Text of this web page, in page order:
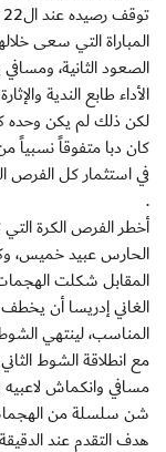
المباراة التي سعى
الصعود الثانية،
الأداء طابع الندية
لكن ذلك لم يكن وحده
كان دبا متفوقاً نسبياً
في استثمار كل الفرص
.
أخطر الفرص الكرة
الحارس عبيد خميس،
المقابل شكلت
الغاني إدريسا أن
المناسب، لينتهي
مع انطلاقة الشوط
مسافي وانكماش لاعبيه
شن سلسلة من